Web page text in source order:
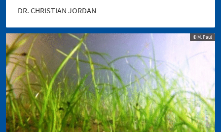
DR. CHRISTIAN JORDAN
© M. Paul